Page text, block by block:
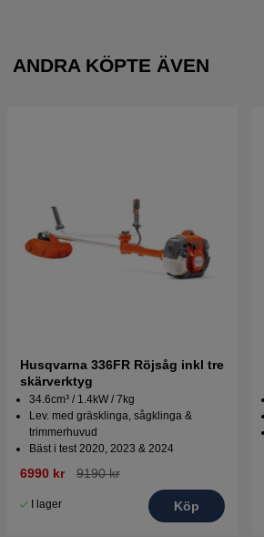
ANDRA KÖPTE ÄVEN
Husqvarna 336FR Röjsåg inkl tre
skärverktyg
34.6cm³ / 1.4kW / 7kg
Lev. med gräsklinga, sågklinga &
trimmerhuvud
Bäst i test 2020, 2023 & 2024
6990 kr 9190 kr
I lager Köp